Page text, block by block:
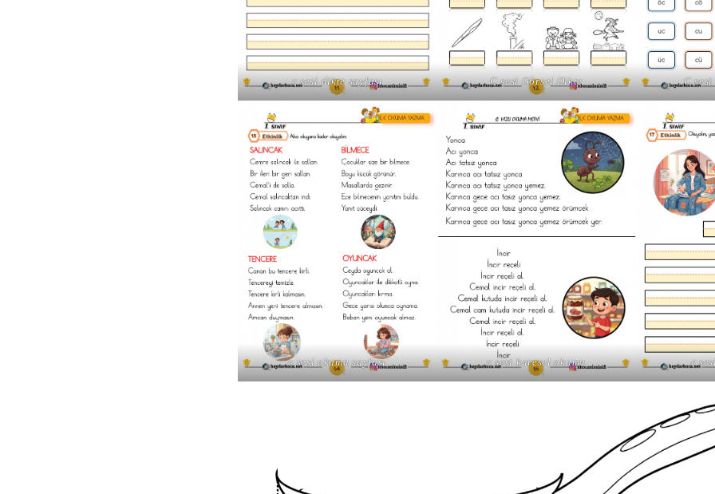
c sesi dikte sayfası C sesi Görsel Dikte C
c sesi okuma sayfası c sesi karesel okuma c